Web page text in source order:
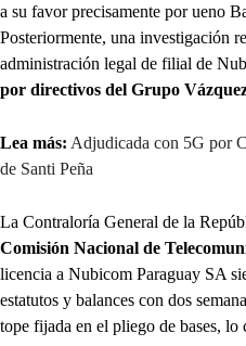
a su favor precisamente por ueno
Posteriormente, una investigación
administración legal de filial de
por directivos del Grupo
Lea más: Adjudicada con 5G por
de Santi Peña
La Contraloría General de la
Comisión Nacional de
licencia a Nubicom Paraguay SA
estatutos y balances con dos
tope fijada en el pliego de bases,